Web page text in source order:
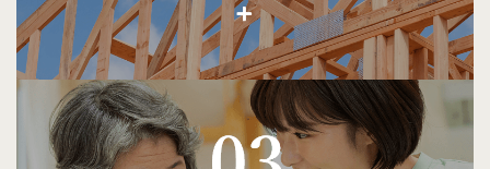
不動産事業
お客様のご要望や予算に合わせて、親身になってご相談に